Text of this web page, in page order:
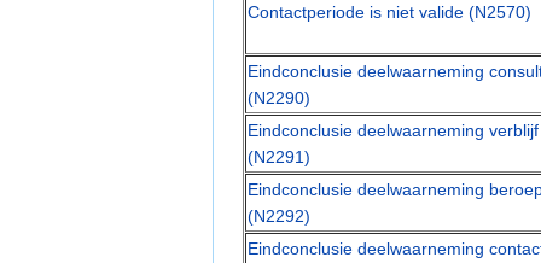
Contactperiode is niet valide (N2570)
Eindconclusie deelwaarneming
(N2290)
Eindconclusie deelwaarneming
(N2291)
Eindconclusie deelwaarneming
(N2292)
Eindconclusie deelwaarneming